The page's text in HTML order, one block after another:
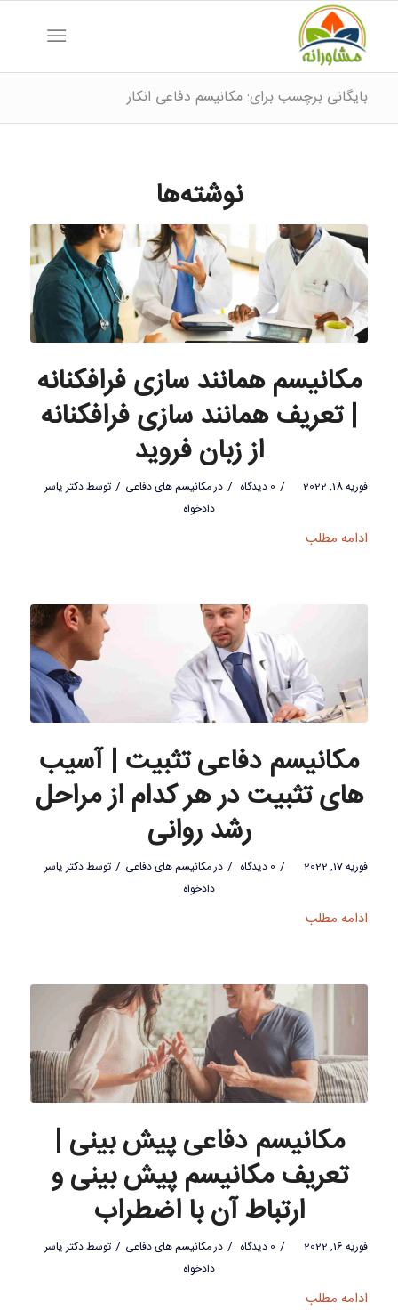
بایگانی برچسب برای: مکانیسم دفاعی انکار
نوشته‌ها
مکانیسم همانند سازی فرافکنانه
| تعریف همانند سازی فرافکنانه
از زبان فروید
فوریه 18, 2022 / 0 دیدگاه / درمکانیسم های دفاعی / توسطدکتر یاسر
دادخواه
ادامه مطلب
مکانیسم دفاعی تثبیت | آسیب
های تثبیت در هر کدام از مراحل
رشد روانی
فوریه 17, 2022 / 0 دیدگاه / درمکانیسم های دفاعی / توسطدکتر یاسر
دادخواه
ادامه مطلب
مکانیسم دفاعی پیش بینی |
تعریف مکانیسم پیش بینی و
ارتباط آن با اضطراب
فوریه 16, 2022 / 0 دیدگاه / درمکانیسم های دفاعی / توسطدکتر یاسر
دادخواه
ادامه مطلب